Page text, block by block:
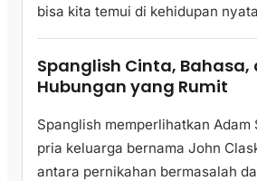
bisa kita temui di kehidupan
Spanglish Cinta, Bahasa,
Hubungan yang Rumit
Spanglish memperlihatkan Adam
pria keluarga bernama John
antara pernikahan bermasalah